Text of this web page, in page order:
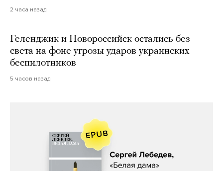
2 часа назад
Геленджик и Новороссийск остались без
света на фоне угрозы ударов украинских
беспилотников
5 часов назад